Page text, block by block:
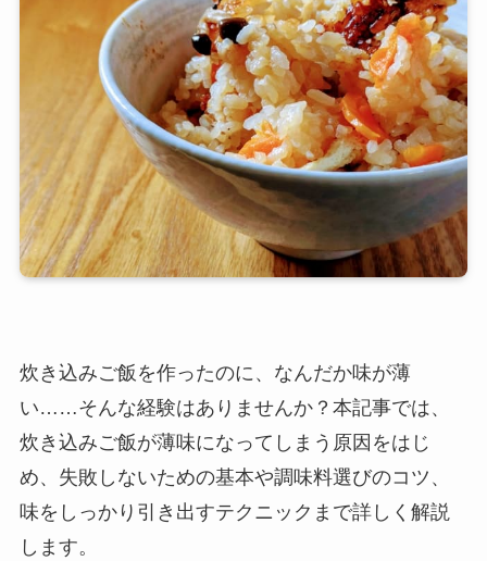
炊き込みご飯を作ったのに、なんだか味が薄
い……そんな経験はありませんか？本記事では、
炊き込みご飯が薄味になってしまう原因をはじ
め、失敗しないための基本や調味料選びのコツ、
味をしっかり引き出すテクニックまで詳しく解説
します。